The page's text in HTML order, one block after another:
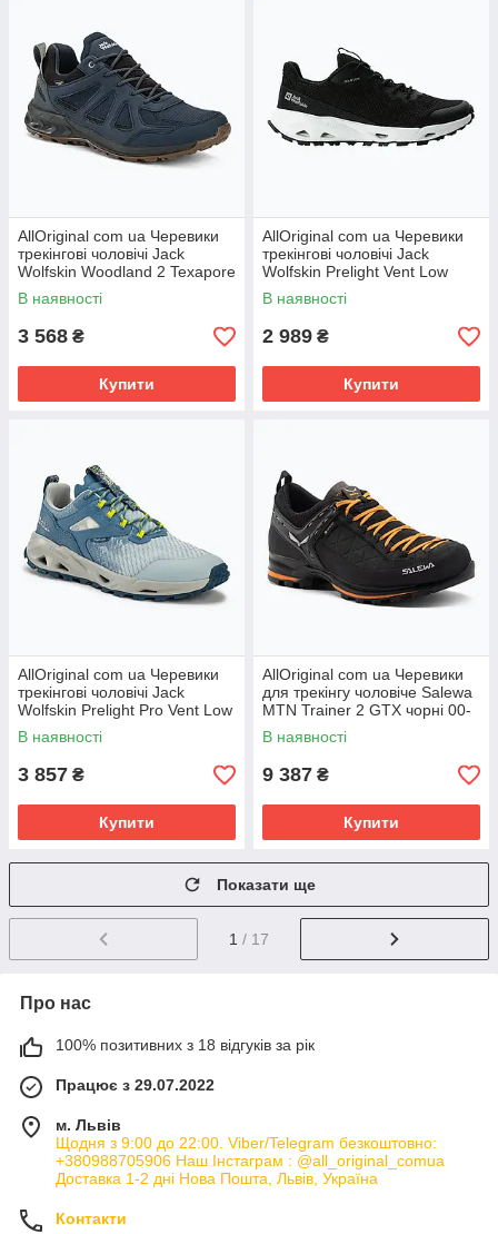
AllOriginal com ua Черевики
трекінгові чоловічі Jack
Wolfskin Woodland 2 Texapore
Low night blue РОЗМІРИ
В наявності
3 568 ₴
Купити
AllOriginal com ua Черевики
трекінгові чоловічі Jack
Wolfskin Prelight Vent Low
black РОЗМІРИ ЗАПИТУЙТЕ
В наявності
2 989 ₴
Купити
AllOriginal com ua Черевики
трекінгові чоловічі Jack
Wolfskin Prelight Pro Vent Low
elemental blue РОЗМІРИ
В наявності
3 857 ₴
Купити
AllOriginal com ua Черевики
для трекінгу чоловіче Salewa
MTN Trainer 2 GTX чорні 00-
0000061356 РОЗМІРИ
В наявності
9 387 ₴
Купити
Показати ще
1 / 17
Про нас
100% позитивних з 18 відгуків за рік
Працює з 29.07.2022
м. Львів
Щодня з 9:00 до 22:00. Viber/Telegram безкоштовно:
+380988705906 Наш Інстаграм : @all_original_comua
Доставка 1-2 дні Нова Пошта, Львів, Україна
Контакти